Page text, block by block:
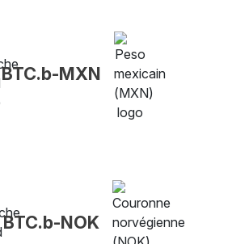
BTC.b-MXN
BTC.b-NOK